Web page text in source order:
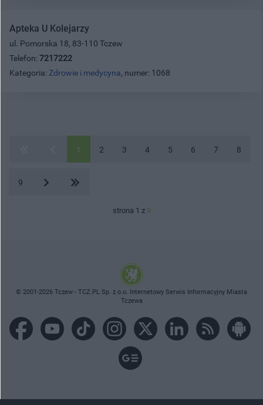
Apteka U Kolejarzy
ul. Pomorska 18, 83-110 Tczew
Telefon: 7217222
Kategoria: Zdrowie i medycyna, numer: 1068
1 2 3 4 5 6 7 8
9
strona 1 z 9
© 2001-2026 Tczew - TCZ.PL Sp. z o.o. Internetowy Serwis Informacyjny Miasta
Tczewa